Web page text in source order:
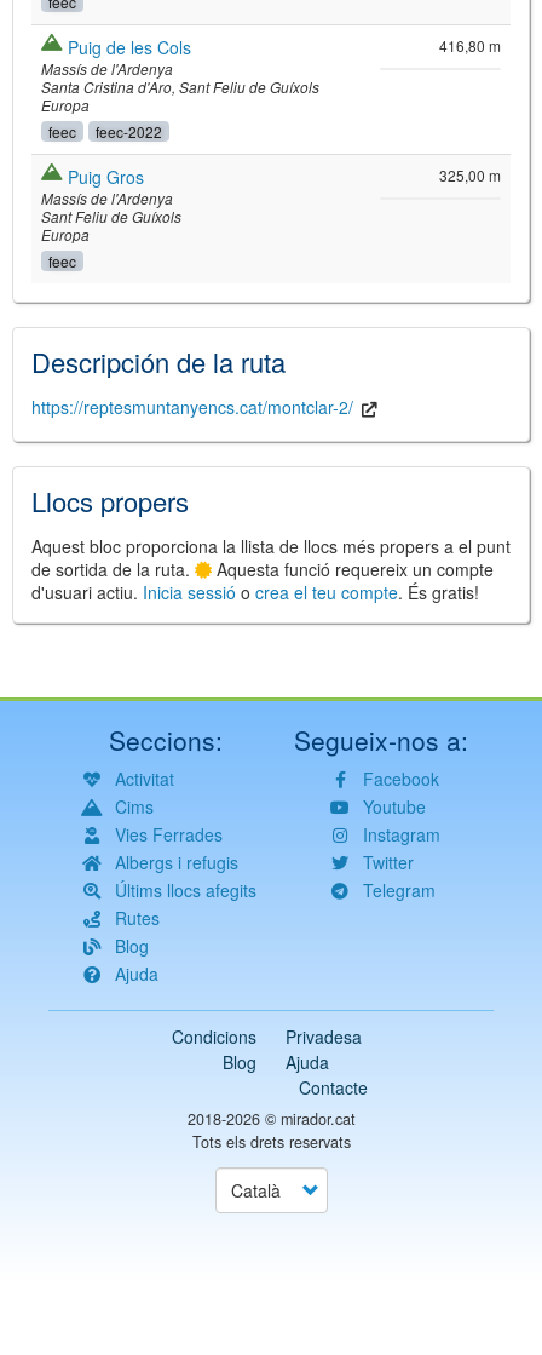
© OpenStreetMap
and its contributors
Puig de les Cols
Massís de l'Ardenya
Santa Cristina d'Aro Sant Feliu de Guíxols
Europa
feec feec-2022
416,80 m
Puig Gros
Massís de l'Ardenya
Sant Feliu de Guíxols
Europa
feec
325,00 m
Descripción de la ruta
https://reptesmuntanyencs.cat/montclar-2/
Llocs propers
Aquest bloc proporciona la llista de llocs més propers a el punt
de sortida de la ruta.
Aquesta funció requereix un compte
d'usuari actiu. Inicia sessió o crea el teu compte. És gratis!
Seccions:
Activitat
Cims
Vies Ferrades
Albergs i refugis
Últims llocs afegits
Rutes
Blog
Ajuda
Segueix-nos a:
Facebook
Youtube
Instagram
Twitter
Telegram
Condicions
Privadesa
Blog
Ajuda
Contacte
2018-2026 © mirador.cat
Tots els drets reservats
Select
your